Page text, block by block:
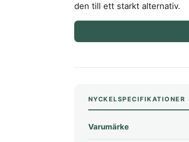
den till ett starkt alternativ.
NYCKELSPECIFIKATIONER
Varumärke